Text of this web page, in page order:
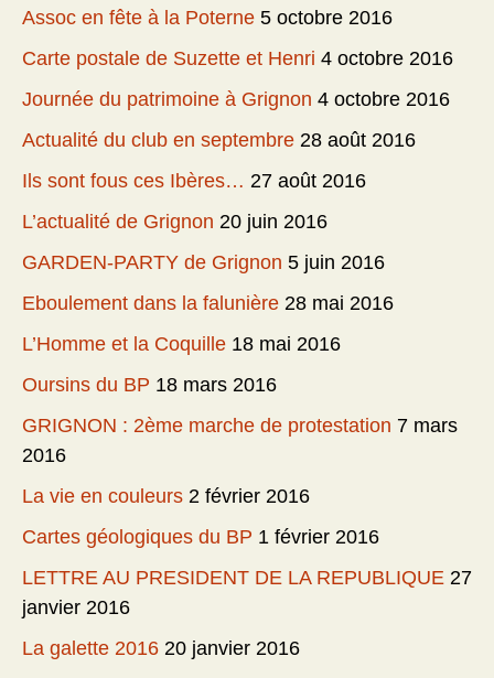
Assoc en fête à la Poterne 5 octobre 2016
Carte postale de Suzette et Henri 4 octobre 2016
Journée du patrimoine à Grignon 4 octobre 2016
Actualité du club en septembre 28 août 2016
Ils sont fous ces Ibères… 27 août 2016
L’actualité de Grignon 20 juin 2016
GARDEN-PARTY de Grignon 5 juin 2016
Eboulement dans la falunière 28 mai 2016
L’Homme et la Coquille 18 mai 2016
Oursins du BP 18 mars 2016
GRIGNON : 2ème marche de protestation 7 mars
2016
La vie en couleurs 2 février 2016
Cartes géologiques du BP 1 février 2016
LETTRE AU PRESIDENT DE LA REPUBLIQUE 27
janvier 2016
La galette 2016 20 janvier 2016